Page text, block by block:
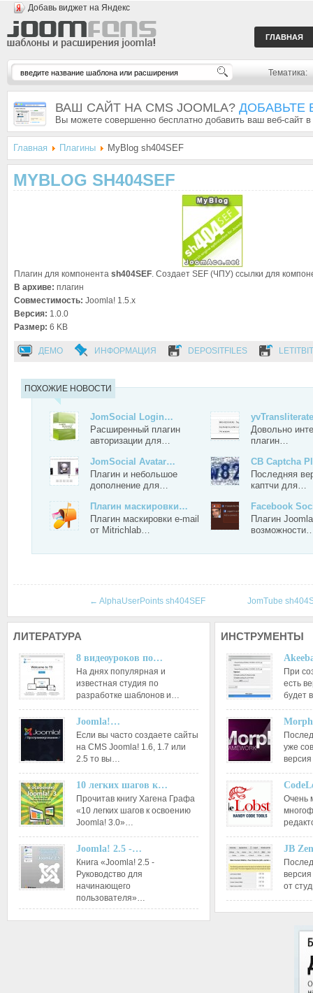
Добавь виджет на Яндекс
ГЛАВНАЯ
Тематика:
ВАШ САЙТ НА CMS JOOMLA? ДОБАВЬТЕ
Вы можете совершенно бесплатно добавить ваш веб-сайт
Главная Плагины MyBlog sh404SEF
MYBLOG SH404SEF
Плагин для компонента sh404SEF. Создает SEF (ЧПУ) ссылки для
В архиве: плагин
Совместимость: Joomla! 1.5.x
Версия: 1.0.0
Размер: 6 KB
ДЕМО ИНФОРМАЦИЯ DEPOSITFILES LETITBIT
ПОХОЖИЕ НОВОСТИ
JomSocial Login…
Расширенный плагин
авторизации для…
Довольно
плагин…
JomSocial Avatar…
Плагин и небольшое
дополнение для…
CB Captcha
Последняя
каптчи для…
Плагин маскировки…
Плагин маскировки e-mail
от Mitrichlab…
Facebook
Плагин
← AlphaUserPoints sh404SEF JomTube
ЛИТЕРАТУРА
8 видеоуроков по…
На днях популярная и
известная студия по
разработке шаблонов и…
Joomla!…
Если вы часто создаете сайты
на CMS Joomla! 1.6, 1.7 или
2.5 то вы…
10 легких шагов к…
Прочитав книгу Хагена Графа
«10 легких шагов к освоению
Joomla! 3.0»…
Joomla! 2.5 -…
Книга «Joomla! 2.5 -
Руководство для
начинающего
пользователя»…
ИНСТРУМЕНТЫ
При
есть
будет
уже
Очень
JB
от